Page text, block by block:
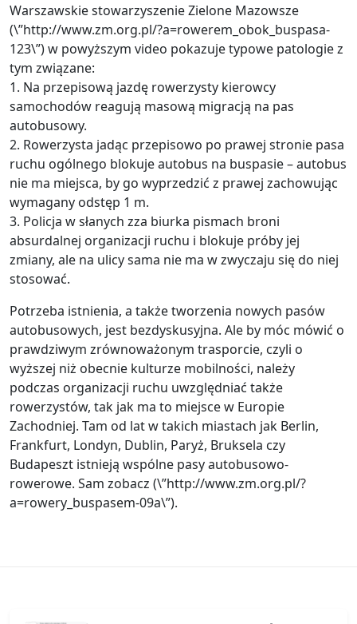
Warszawskie stowarzyszenie Zielone Mazowsze
(\”http://www.zm.org.pl/?a=rowerem_obok_buspasa-
123\”) w powyższym video pokazuje typowe patologie z
tym związane:
1. Na przepisową jazdę rowerzysty kierowcy
samochodów reagują masową migracją na pas
autobusowy.
2. Rowerzysta jadąc przepisowo po prawej stronie pasa
ruchu ogólnego blokuje autobus na buspasie – autobus
nie ma miejsca, by go wyprzedzić z prawej zachowując
wymagany odstęp 1 m.
3. Policja w słanych zza biurka pismach broni
absurdalnej organizacji ruchu i blokuje próby jej
zmiany, ale na ulicy sama nie ma w zwyczaju się do niej
stosować.
Potrzeba istnienia, a także tworzenia nowych pasów
autobusowych, jest bezdyskusyjna. Ale by móc mówić o
prawdziwym zrównoważonym trasporcie, czyli o
wyższej niż obecnie kulturze mobilności, należy
podczas organizacji ruchu uwzględniać także
rowerzystów, tak jak ma to miejsce w Europie
Zachodniej. Tam od lat w takich miastach jak Berlin,
Frankfurt, Londyn, Dublin, Paryż, Bruksela czy
Budapeszt istnieją wspólne pasy autobusowo-
rowerowe. Sam zobacz (\”http://www.zm.org.pl/?
a=rowery_buspasem-09a\”).